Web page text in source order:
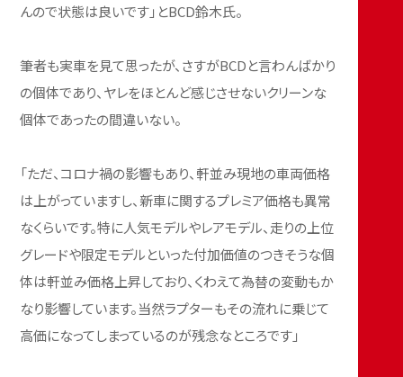
んので状態は良いです」とBCD鈴木氏。
筆者も実車を見て思ったが、さすがBCDと言わんばかり
の個体であり、ヤレをほとんど感じさせないクリーンな
個体であったの間違いない。
「ただ、コロナ禍の影響もあり、軒並み現地の車両価格
は上がっていますし、新車に関するプレミア価格も異常
なくらいです。特に人気モデルやレアモデル、走りの上位
グレードや限定モデルといった付加価値のつきそうな個
体は軒並み価格上昇しており、くわえて為替の変動もか
なり影響しています。当然ラプターもその流れに乗じて
高価になってしまっているのが残念なところです」